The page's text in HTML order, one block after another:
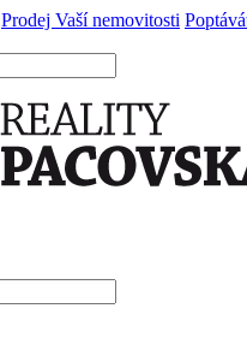
Prodej Vaší nemovitosti